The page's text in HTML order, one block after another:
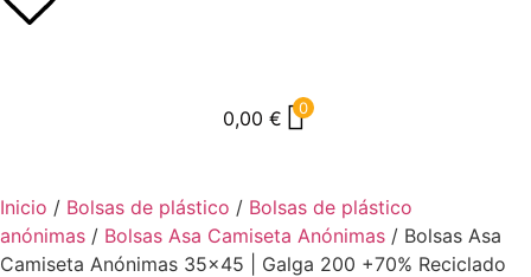
0,00 € 0
Inicio / Bolsas de plástico / Bolsas de plástico
anónimas / Bolsas Asa Camiseta Anónimas / Bolsas Asa
Camiseta Anónimas 35×45 | Galga 200 +70% Reciclado